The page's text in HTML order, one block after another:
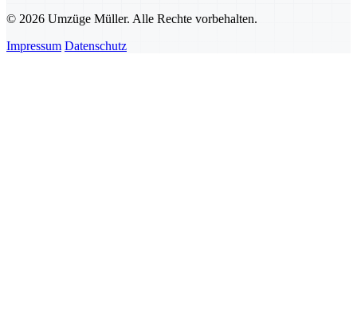
© 2026 Umzüge Müller. Alle Rechte vorbehalten.
Impressum Datenschutz